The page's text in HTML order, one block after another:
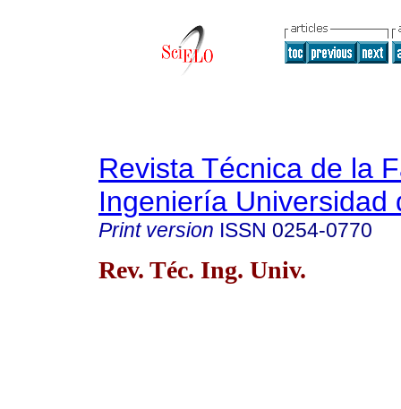
Revista Técnica de la
Ingeniería Universidad
Print version ISSN 0254-0770
Rev. Téc. Ing. Univ.